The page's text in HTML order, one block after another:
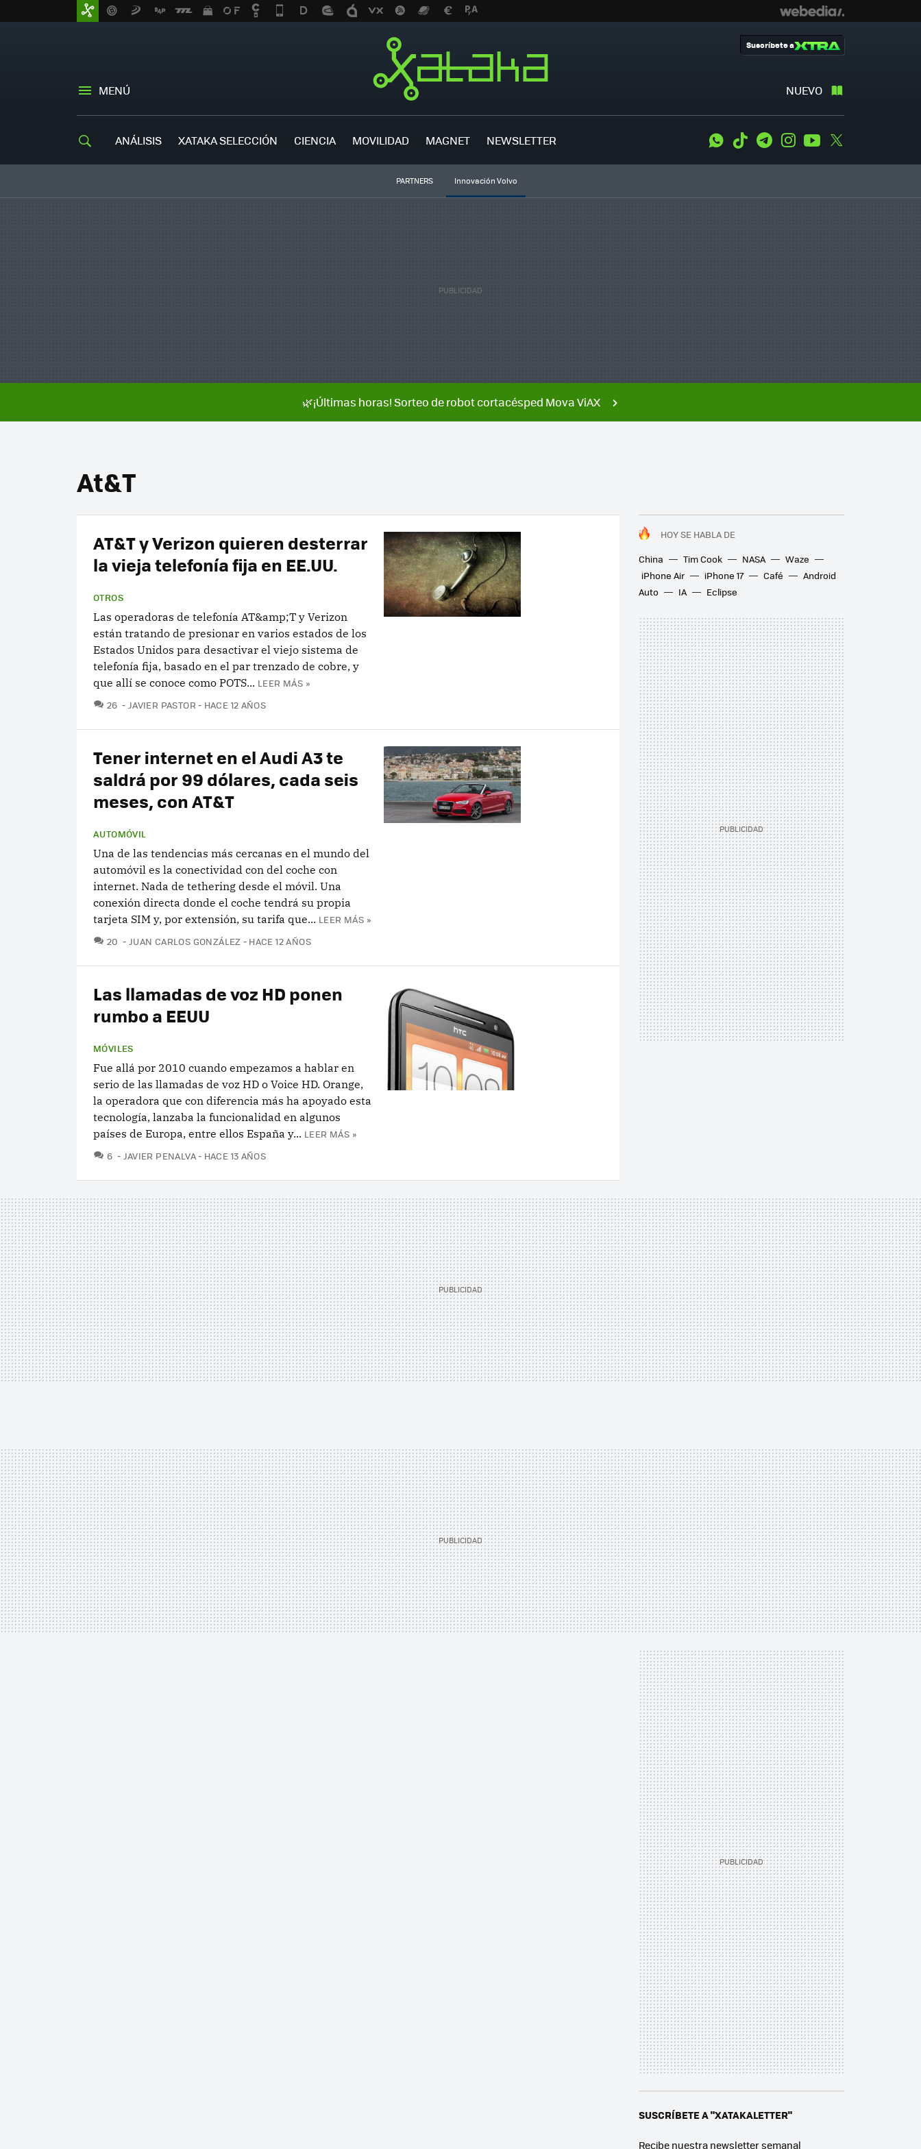
MENÚ NUEVO
Suscríbete a
ANÁLISIS XATAKA SELECCIÓN CIENCIA MOVILIDAD MAGNET NEWSLETTER WhatsApp
Tiktok TelegramInstagramYoutube
PARTNERS Innovación Volvo
🌿¡Últimas horas! Sorteo de robot cortacésped Mova ViAX
At&T
HOY SE HABLA DE
China
Tim Cook NASA
Waze
iPhone Air
iPhone 17 Café
Android
Auto
IA Eclipse
AT&T y Verizon quieren desterrar
la vieja telefonía fija en EE.UU.
OTROS
Las operadoras de telefonía AT&amp;T y Verizon
están tratando de presionar en varios estados de los
Estados Unidos para desactivar el viejo sistema de
telefonía fija, basado en el par trenzado de cobre, y
que allí se conoce como POTS... LEER MÁS »
26 COMENTARIOS
JAVIER PASTOR HACE 12 AÑOS
Tener internet en el Audi A3 te
saldrá por 99 dólares, cada seis
meses, con AT&T
AUTOMÓVIL
Una de las tendencias más cercanas en el mundo del
automóvil es la conectividad con del coche con
internet. Nada de tethering desde el móvil. Una
conexión directa donde el coche tendrá su propia
tarjeta SIM y, por extensión, su tarifa que... LEER MÁS »
20 COMENTARIOS
JUAN CARLOS GONZÁLEZ HACE 12 AÑOS
Las llamadas de voz HD ponen
rumbo a EEUU
MÓVILES
Fue allá por 2010 cuando empezamos a hablar en
serio de las llamadas de voz HD o Voice HD. Orange,
la operadora que con diferencia más ha apoyado esta
tecnología, lanzaba la funcionalidad en algunos
países de Europa, entre ellos España y... LEER MÁS »
6 COMENTARIOS
JAVIER PENALVA HACE 13 AÑOS
SUSCRÍBETE A "XATAKALETTER"
Recibe nuestra newsletter semanal